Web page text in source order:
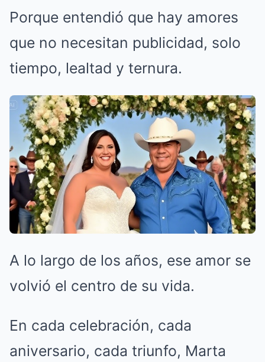
Porque entendió que hay amores
que no necesitan publicidad, solo
tiempo, lealtad y ternura.
A lo largo de los años, ese amor se
volvió el centro de su vida.
En cada celebración, cada
aniversario, cada triunfo, Marta